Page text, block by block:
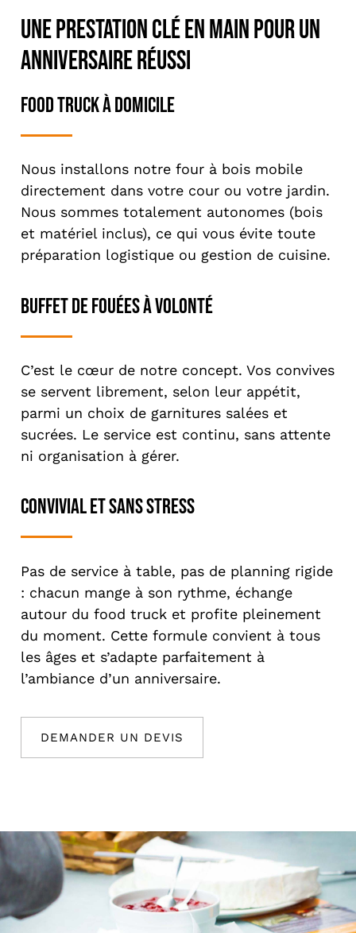
Une prestation clé en main pour un
anniversaire réussi
Food truck à domicile
Nous installons notre four à bois mobile
directement dans votre cour ou votre jardin.
Nous sommes totalement autonomes (bois
et matériel inclus), ce qui vous évite toute
préparation logistique ou gestion de cuisine.
Buffet de fouées à volonté
C’est le cœur de notre concept. Vos convives
se servent librement, selon leur appétit,
parmi un choix de garnitures salées et
sucrées. Le service est continu, sans attente
ni organisation à gérer.
Convivial et sans stress
Pas de service à table, pas de planning rigide
: chacun mange à son rythme, échange
autour du food truck et profite pleinement
du moment. Cette formule convient à tous
les âges et s’adapte parfaitement à
l’ambiance d’un anniversaire.
DEMANDER UN DEVIS